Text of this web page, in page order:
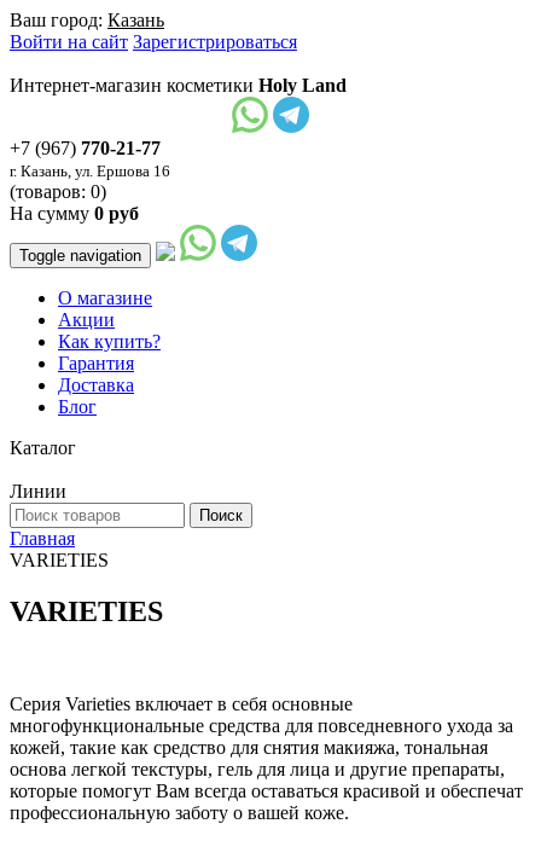
Ваш город: Казань
Войти на сайт Зарегистрироваться
Интернет-магазин косметики Holy Land
+7 (967) 770-21-77
г. Казань, ул. Ершова 16
(товаров: 0)
На сумму 0 руб
Toggle navigation
О магазине
Акции
Как купить?
Гарантия
Доставка
Блог
Каталог
Линии
Главная
VARIETIES
VARIETIES
Серия Varieties включает в себя основные
многофункциональные средства для повседневного ухода за
кожей, такие как средство для снятия макияжа, тональная
основа легкой текстуры, гель для лица и другие препараты,
которые помогут Вам всегда оставаться красивой и обеспечат
профессиональную заботу о вашей коже.